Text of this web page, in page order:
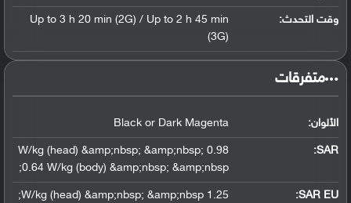
وقت التحدث:
Up to 3 h 20 min (2G) / Up to 2 h 45 min
(3G)
‏متفرقات‏
الألوان: Black or Dark Magenta
SAR
:
0.98 W/kg (head) &amp;nbsp; &amp;nbsp;
0.64 W/kg (body) &amp;nbsp; &amp;nbsp;
SAR EU:
1.25 W/kg (head) &amp;nbsp; &amp;nbsp;